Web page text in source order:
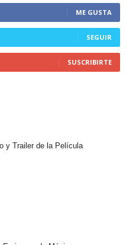
ME GUSTA
SEGUIR
SUSCRIBIRTE
y Trailer de la Película